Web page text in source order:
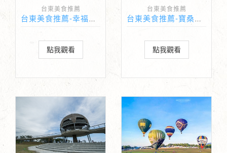
台東美食推薦
台東美食推薦-幸福綠豆湯
點我觀看
台東美食推薦
台東美食推薦-寶桑湯圓
點我觀看